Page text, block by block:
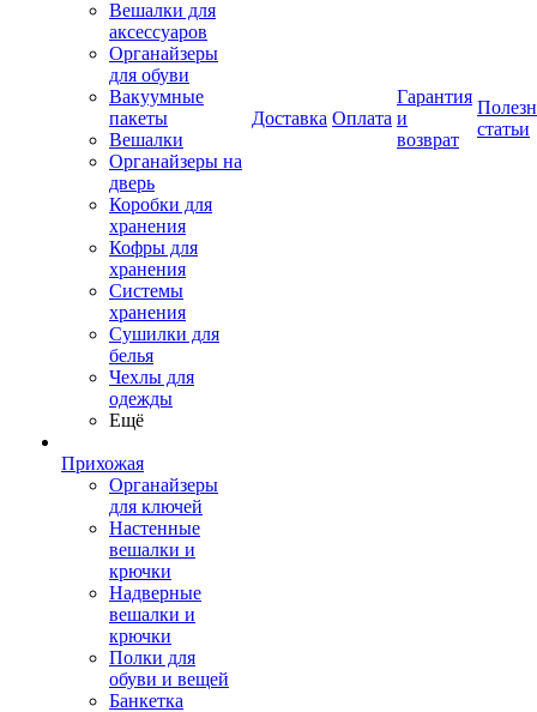
Вешалки для
аксессуаров
Органайзеры
для обуви
Вакуумные
пакеты
Вешалки
Органайзеры на
дверь
Коробки для
хранения
Кофры для
хранения
Системы
хранения
Сушилки для
белья
Чехлы для
одежды
Ещё
Прихожая
Органайзеры
для ключей
Настенные
вешалки и
крючки
Надверные
вешалки и
крючки
Полки для
обуви и вещей
Банкетка
Доставка Оплата
Гарантия
и
возврат
статьи